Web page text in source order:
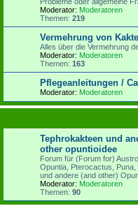
Moderator: Moderatoren
Themen: 219
Vermehrung von
Alles über die Vermehrung
Moderator: Moderatoren
Themen: 163
Pflegeanleitungen /
Moderator: Moderatoren
Tephrokakteen und
other opuntioidee
Forum für (Forum for)
Opuntia, Pterocactus,
und andere (and other)
Moderator: Moderatoren
Themen: 90